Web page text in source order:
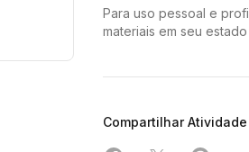
Para uso pessoal e
materiais em seu
Compartilhar Atividade